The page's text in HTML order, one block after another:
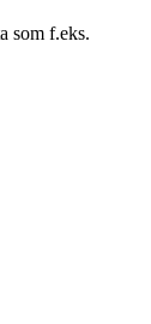
som f.eks.